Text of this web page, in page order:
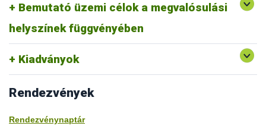
Bemutató üzemi célok a megvalósulási
helyszínek függvényében
Székkutas
szántóföldi fajok vizsgálata
Monorierdő erdészeti fajok vizsgálata, fajtakitermesztés
Kiadványok
Rendezvények
Rendezvénynaptár